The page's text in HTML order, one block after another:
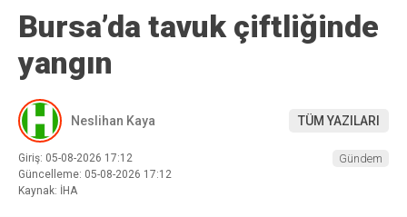
Bursa’da tavuk çiftliğinde
yangın
Neslihan Kaya TÜM YAZILARI
Giriş: 05-08-2026 17:12
Güncelleme: 05-08-2026 17:12
Kaynak: İHA
Gündem